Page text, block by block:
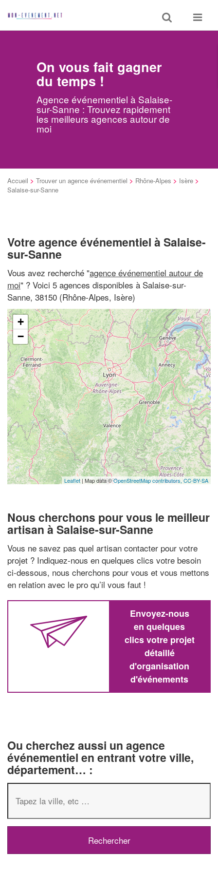
Toggle
search
Toggle
On vous fait gagner
du temps !
Agence événementiel à Salaise-
sur-Sanne : Trouvez rapidement
les meilleurs agences autour de
moi
Accueil > Trouver un agence événementiel > Rhône-Alpes > Isère >
Salaise-sur-Sanne
Votre agence événementiel à Salaise-
sur-Sanne
Vous avez recherché "agence événementiel autour de
moi" ? Voici 5 agences disponibles à Salaise-sur-
Sanne, 38150 (Rhône-Alpes, Isère)
+
−
Leaflet| Map data ©OpenStreetMap contributors, CC-BY-SA
Nous cherchons pour vous le meilleur
artisan à Salaise-sur-Sanne
Vous ne savez pas quel artisan contacter pour votre
projet ? Indiquez-nous en quelques clics votre besoin
ci-dessous, nous cherchons pour vous et vous mettons
en relation avec le pro qu’il vous faut !
Envoyez-nous
en quelques
clics votre projet
détaillé
d'organisation
d'événements
Ou cherchez aussi un agence
événementiel en entrant votre ville,
département… :